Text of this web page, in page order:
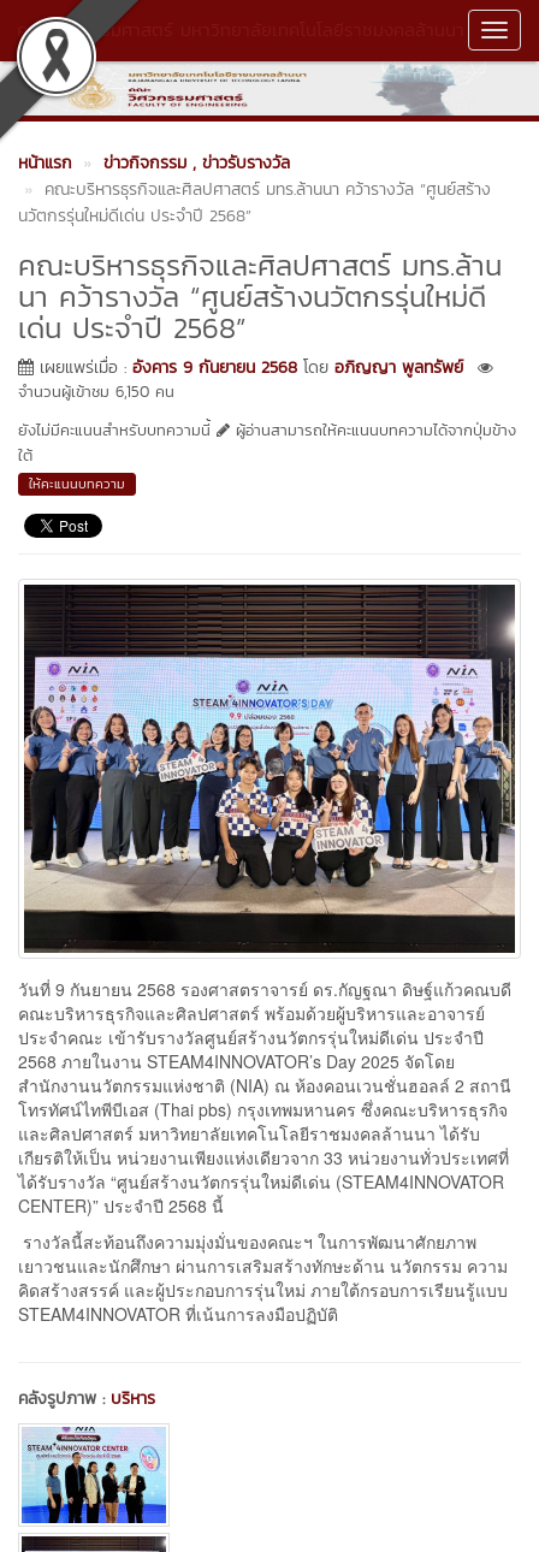
คณะวิศวกรรมศาสตร์ มหาวิทยาลัยเทคโนโลยีราชมงคลล้านนา
หน้าแรก ข่าวกิจกรรม , ข่าวรับรางวัล
คณะบริหารธุรกิจและศิลปศาสตร์ มทร.ล้านนา คว้ารางวัล “ศูนย์สร้าง
นวัตกรรุ่นใหม่ดีเด่น ประจำปี 2568”
คณะบริหารธุรกิจและศิลปศาสตร์ มทร.ล้าน
นา คว้ารางวัล “ศูนย์สร้างนวัตกรรุ่นใหม่ดี
เด่น ประจำปี 2568”
เผยแพร่เมื่อ : อังคาร 9 กันยายน 2568 โดย อภิญญา พูลทรัพย์
จำนวนผู้เข้าชม 6,150 คน
ยังไม่มีคะแนนสำหรับบทความนี้
ผู้อ่านสามารถให้คะแนนบทความได้จากปุ่มข้าง
ใต้
ให้คะแนนบทความ
วันที่ 9 กันยายน 2568 รองศาสตราจารย์ ดร.กัญฐณา ดิษฐ์แก้วคณบดี
คณะบริหารธุรกิจและศิลปศาสตร์ พร้อมด้วยผู้บริหารและอาจารย์
ประจำคณะ เข้ารับรางวัลศูนย์สร้างนวัตกรรุ่นใหม่ดีเด่น ประจำปี
2568 ภายในงาน STEAM4INNOVATOR’s Day 2025 จัดโดย
สำนักงานนวัตกรรมแห่งชาติ (NIA) ณ ห้องคอนเวนชั่นฮอลล์ 2 สถานี
โทรทัศน์ไทพีบีเอส (Thai pbs) กรุงเทพมหานคร ซึ่งคณะบริหารธุรกิจ
และศิลปศาสตร์ มหาวิทยาลัยเทคโนโลยีราชมงคลล้านนา ได้รับ
เกียรติให้เป็น หน่วยงานเพียงแห่งเดียวจาก 33 หน่วยงานทั่วประเทศที่
ได้รับรางวัล “ศูนย์สร้างนวัตกรรุ่นใหม่ดีเด่น (STEAM4INNOVATOR
CENTER)” ประจำปี 2568 นี้
รางวัลนี้สะท้อนถึงความมุ่งมั่นของคณะฯ ในการพัฒนาศักยภาพ
เยาวชนและนักศึกษา ผ่านการเสริมสร้างทักษะด้าน นวัตกรรม ความ
คิดสร้างสรรค์ และผู้ประกอบการรุ่นใหม่ ภายใต้กรอบการเรียนรู้แบบ
STEAM4INNOVATOR ที่เน้นการลงมือปฏิบัติ
คลังรูปภาพ : บริหาร